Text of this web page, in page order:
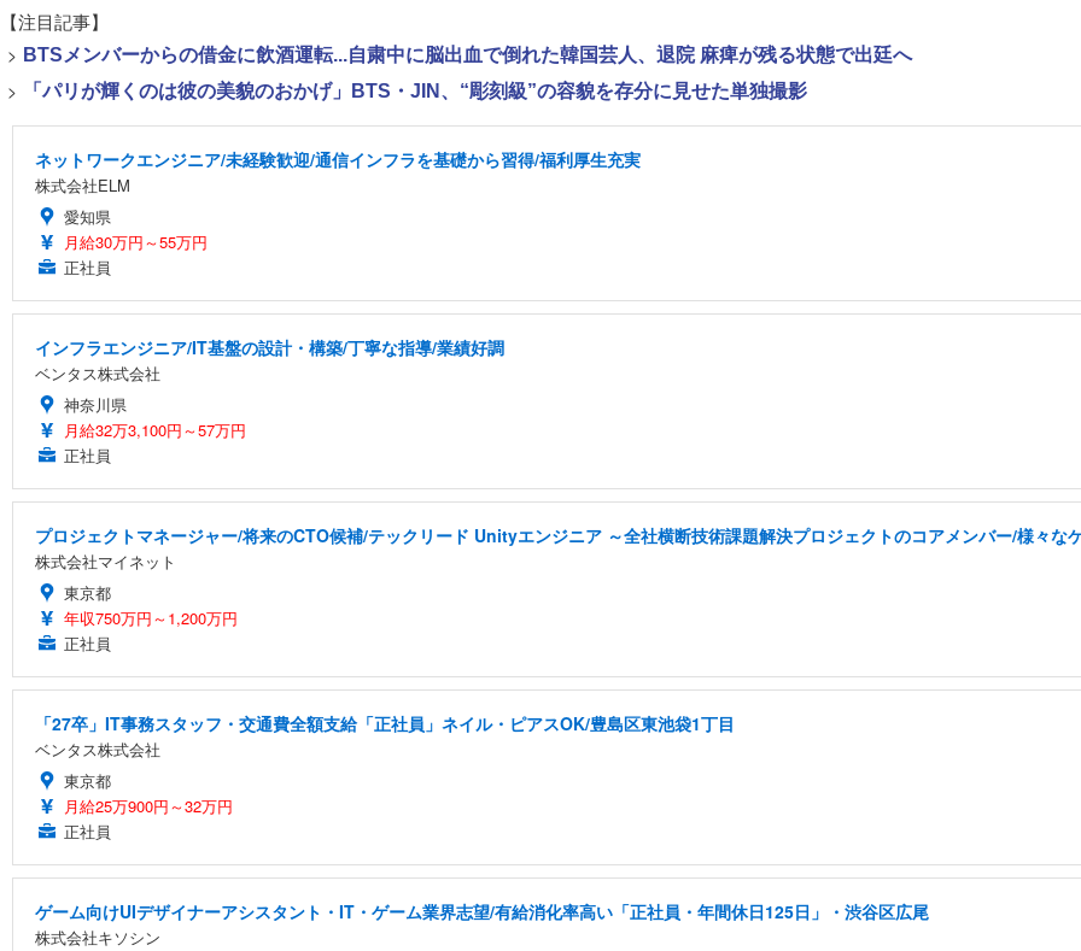
【注目記事】
> BTSメンバーからの借金に飲酒運転...自粛中に脳出血で倒れた韓国芸人、退院 麻痺が残る状態で出廷へ
> 「パリが輝くのは彼の美貌のおかげ」BTS・JIN、“彫刻級”の容貌を存分に見せた単独撮影
ネットワークエンジニア/未経験歓迎/通信インフラを基礎から習得/福利厚生充実
株式会社ELM
愛知県
月給30万円～55万円
正社員
インフラエンジニア/IT基盤の設計・構築/丁寧な指導/業績好調
ベンタス株式会社
神奈川県
月給32万3,100円～57万円
正社員
プロジェクトマネージャー/将来のCTO候補/テックリード Unityエンジニア ～全社横断技術課題解決プロジェクトのコアメンバー/様々な
株式会社マイネット
東京都
年収750万円～1,200万円
正社員
「27卒」IT事務スタッフ・交通費全額支給「正社員」ネイル・ピアスOK/豊島区東池袋1丁目
ベンタス株式会社
東京都
月給25万900円～32万円
正社員
ゲーム向けUIデザイナーアシスタント・IT・ゲーム業界志望/有給消化率高い「正社員・年間休日125日」・渋谷区広尾
株式会社キソシン